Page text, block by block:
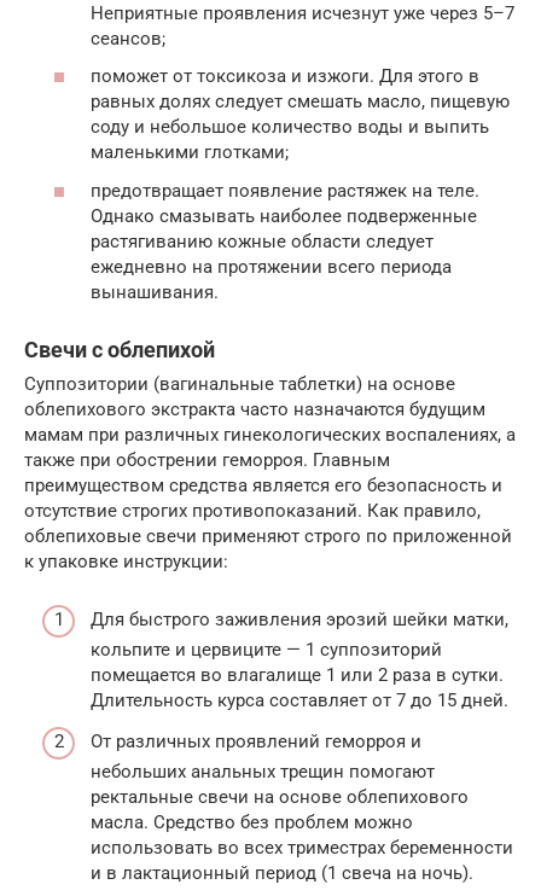
Неприятные проявления исчезнут уже через 5–7
сеансов;
поможет от токсикоза и изжоги. Для этого в
равных долях следует смешать масло, пищевую
соду и небольшое количество воды и выпить
маленькими глотками;
предотвращает появление растяжек на теле.
Однако смазывать наиболее подверженные
растягиванию кожные области следует
ежедневно на протяжении всего периода
вынашивания.
Свечи с облепихой
Суппозитории (вагинальные таблетки) на основе
облепихового экстракта часто назначаются будущим
мамам при различных гинекологических воспалениях, а
также при обострении геморроя. Главным
преимуществом средства является его безопасность и
отсутствие строгих противопоказаний. Как правило,
облепиховые свечи применяют строго по приложенной
к упаковке инструкции:
Для быстрого заживления эрозий шейки матки,
кольпите и цервиците — 1 суппозиторий
помещается во влагалище 1 или 2 раза в сутки.
Длительность курса составляет от 7 до 15 дней.
От различных проявлений геморроя и
небольших анальных трещин помогают
ректальные свечи на основе облепихового
масла. Средство без проблем можно
использовать во всех триместрах беременности
и в лактационный период (1 свеча на ночь).